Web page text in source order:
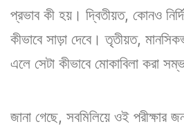
প্রভাব কী হয়। দ্বিতীয়ত, কোনও
কীভাবে সাড়া দেবে। তৃতীয়ত,
এলে সেটা কীভাবে মোকাবিলা করা
জানা গেছে, সবমিলিয়ে ওই পরীক্ষার